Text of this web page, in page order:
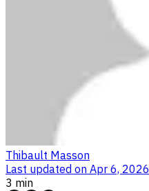
Thibault Masson
Last updated on Apr 6, 2026
3 min